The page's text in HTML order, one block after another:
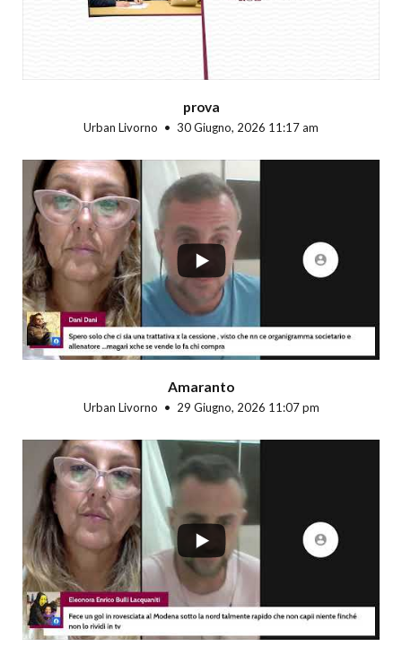
prova
Urban Livorno 30 Giugno, 2026 11:17 am
Amaranto
Urban Livorno 29 Giugno, 2026 11:07 pm